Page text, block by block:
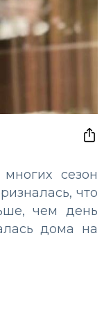
сезон
что
чем день
дома на